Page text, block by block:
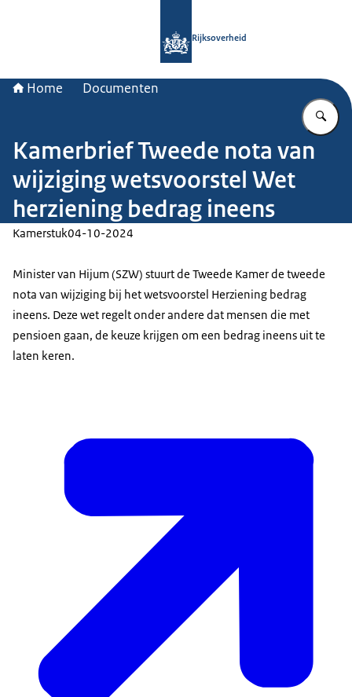
Rijksoverheid
Home Documenten
Kamerbrief Tweede nota van
wijziging wetsvoorstel Wet
herziening bedrag ineens
Kamerstuk04-10-2024
Minister van Hijum (SZW) stuurt de Tweede Kamer de tweede
nota van wijziging bij het wetsvoorstel Herziening bedrag
ineens. Deze wet regelt onder andere dat mensen die met
pensioen gaan, de keuze krijgen om een bedrag ineens uit te
laten keren.